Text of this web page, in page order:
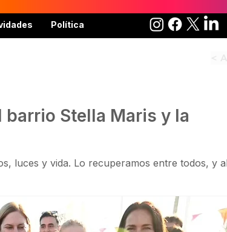
Política
barrio Stella Maris y la
luces y vida. Lo recuperamos entre todos, y